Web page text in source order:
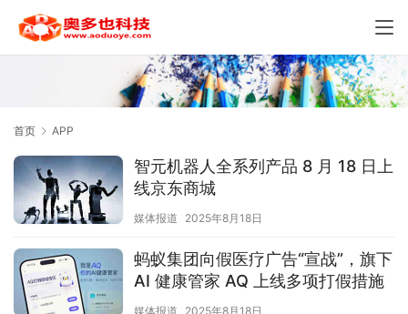
首页 APP
智元机器人全系列产品 8 月 18 日上
线京东商城
媒体报道 2025年8月18日
蚂蚁集团向假医疗广告“宣战”，旗下
AI 健康管家 AQ 上线多项打假措施
媒体报道 2025年8月18日